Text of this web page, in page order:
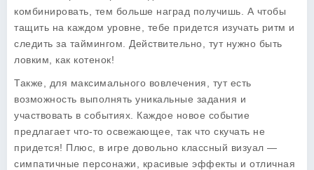
комбинировать, тем больше наград получишь. А чтобы
тащить на каждом уровне, тебе придется изучать ритм и
следить за таймингом. Действительно, тут нужно быть
ловким, как котенок!
Также, для максимального вовлечения, тут есть
возможность выполнять уникальные задания и
участвовать в событиях. Каждое новое событие
предлагает что-то освежающее, так что скучать не
придется! Плюс, в игре довольно классный визуал —
симпатичные персонажи, красивые эффекты и отличная